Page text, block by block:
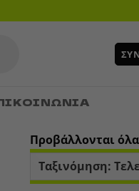
Προβάλλονται